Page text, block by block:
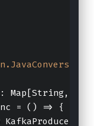
.JavaConversions
Map[String,
= () => {
KafkaProducer[K,